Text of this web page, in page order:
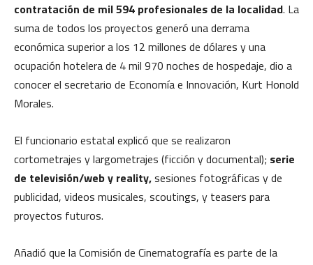
contratación de mil 594 profesionales de la localidad. La
suma de todos los proyectos generó una derrama
económica superior a los 12 millones de dólares y una
ocupación hotelera de 4 mil 970 noches de hospedaje, dio a
conocer el secretario de Economía e Innovación, Kurt Honold
Morales.
El funcionario estatal explicó que se realizaron
cortometrajes y largometrajes (ficción y documental); serie
de televisión/web y reality,sesiones fotográficas y de
publicidad, videos musicales, scoutings, y teasers para
proyectos futuros.
Añadió que la Comisión de Cinematografía es parte de la